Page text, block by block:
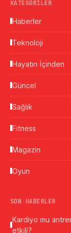
KATEGORILER
Haberler
Teknoloji
Hayatın İçinden
Güncel
Sağlık
Fitness
Magazin
Oyun
SON HABERLER
Kardiyo mu
etkili?